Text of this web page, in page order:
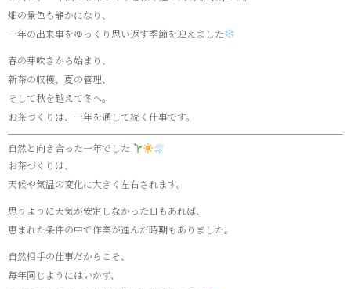
畑の景色も静かになり、
一年の出来事をゆっくり思い返す季節を迎えました
春の芽吹きから始まり、
新茶の収穫、夏の管理、
そして秋を越えて冬へ。
お茶づくりは、一年を通して続く仕事です。
自然と向き合った一年でした
お茶づくりは、
天候や気温の変化に大きく左右されます。
思うように天気が安定しなかった日もあれば、
恵まれた条件の中で作業が進んだ時期もありました。
自然相手の仕事だからこそ、
毎年同じようにはいかず、